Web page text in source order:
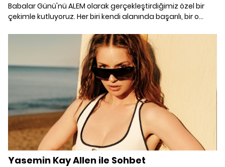
Babalar Günü'nü ALEM olarak gerçekleştirdiğimiz özel bir
çekimle kutluyoruz. Her biri kendi alanında başarılı, bir o
çekimde Hemington Baba Oğul Koleksiyonu'ndan
tasarımlarla objektiflerimizin karşısına geçtiler.
Yasemin Kay Allen ile Sohbet